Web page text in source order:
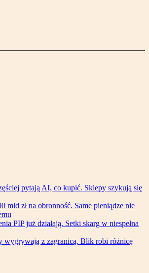
pytają AI, co kupić. Sklepy szykują się
mld zł na obronność. Same pieniądze nie
PIP już działają. Setki skarg w niespełna
wygrywają z zagranicą. Blik robi różnicę